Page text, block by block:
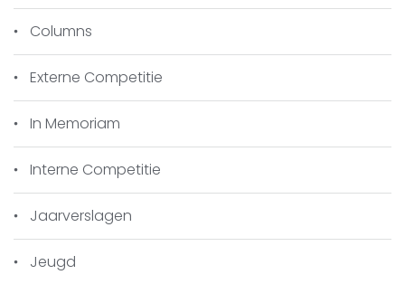
Columns
Externe Competitie
In Memoriam
Interne Competitie
Jaarverslagen
Jeugd